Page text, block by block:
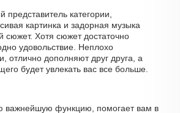
категории,
картинка и задорная музыка
сюжет. Хотя сюжет достаточно
удовольствие. Неплохо
отлично дополняют друг друга, а
будет увлекать вас все больше.
важнейшую функцию, помогает вам в